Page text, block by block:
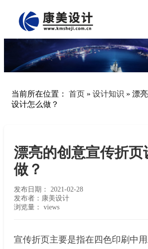
当前所在位置： 首页 » 设计知识 » 漂
设计怎么做？
漂亮的创意宣传折页
做？
发布日期： 2021-02-28
发布者：康美设计
浏览量： views
宣传折页主要是指在四色印刷中